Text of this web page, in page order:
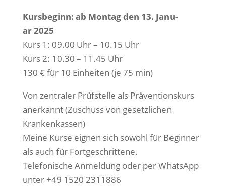
Kurs­be­ginn: ab Mon­tag den 13. Janu­
ar 2025
Kurs 1: 09.00 Uhr – 10.15 Uhr
Kurs 2: 10.30 – 11.45 Uhr
130 € für 10 Ein­hei­ten (je 75 min)
Von zen­tra­ler Prüf­stel­le als Prä­ven­ti­ons­kurs
aner­kannt (Zuschuss von gesetz­li­chen
Krankenkassen)
Mei­ne Kur­se eig­nen sich sowohl für Beg­in­ner
als auch für Fortgeschrittene.
Tele­fo­ni­sche Anmel­dung oder per Whats­App
unter +49 1520 2311886